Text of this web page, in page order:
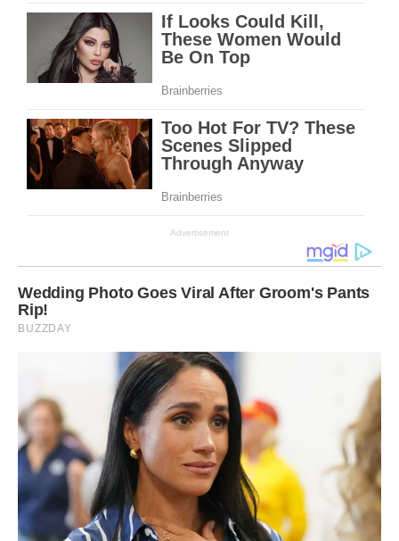
Advertisement